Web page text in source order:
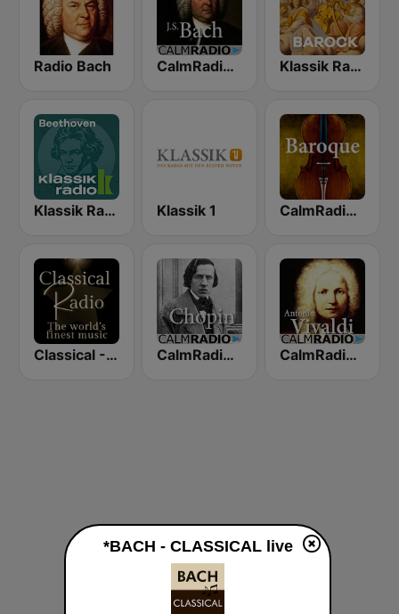
Radio Bach CalmRadio.com - Bach Klassik Radio Barock
Klassik Radio Beethoven Klassik 1 CalmRadio.com - Baroque
Classical - Handel CalmRadio.com - Chopin CalmRadio.com - Vivaldi
*BACH - CLASSICAL live